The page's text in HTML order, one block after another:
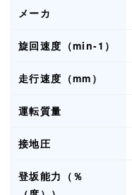
メーカ
旋回速度（min-1）
走行速度（mm）
運転質量
接地圧
登坂能力（％